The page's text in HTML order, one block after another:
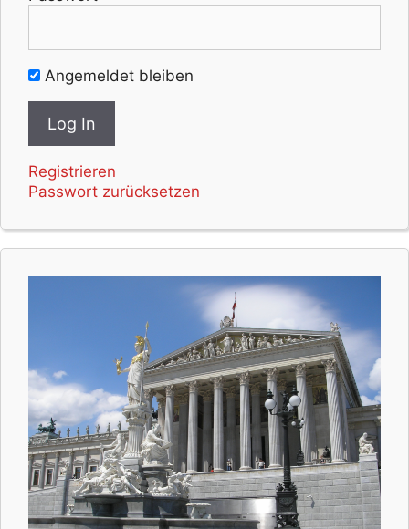
Angemeldet bleiben
Registrieren
Passwort zurücksetzen